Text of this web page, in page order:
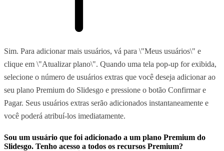
Sim. Para adicionar mais usuários, vá para \"Meus usuários\" e
clique em \"Atualizar plano\". Quando uma tela pop-up for exibida,
selecione o número de usuários extras que você deseja adicionar ao
seu plano Premium do Slidesgo e pressione o botão Confirmar e
Pagar. Seus usuários extras serão adicionados instantaneamente e
você poderá atribuí-los imediatamente.
Sou um usuário que foi adicionado a um plano Premium do
Slidesgo. Tenho acesso a todos os recursos Premium?